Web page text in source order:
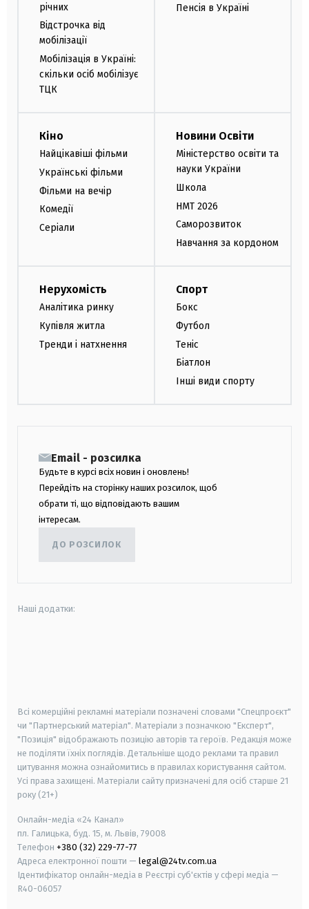
річних
Відстрочка від
мобілізації
Мобілізація в Україні:
скільки осіб мобілізує
ТЦК
Пенсія в Україні
Кіно
Найцікавіші фільми
Українські фільми
Фільми на вечір
Комедії
Серіали
Новини Освіти
Міністерство освіти та
науки України
Школа
НМТ 2026
Саморозвиток
Навчання за кордоном
Нерухомість
Аналітика ринку
Купівля житла
Тренди і натхнення
Спорт
Бокс
Футбол
Теніс
Біатлон
Інші види спорту
Email - розсилка
Будьте в курсі всіх новин і оновлень!
Перейдіть на сторінку наших розсилок, щоб
обрати ті, що відповідають вашим
інтересам.
ДО РОЗСИЛОК
Наші додатки:
Всі комерційні рекламні матеріали позначені словами "Спецпроєкт"
чи "Партнерський матеріал". Матеріали з позначкою "Експерт",
"Позиція" відображають позицію авторів та героїв. Редакція може
не поділяти їхніх поглядів. Детальніше щодо реклами та правил
цитування можна ознайомитись в правилах користування сайтом.
Усі права захищені. Матеріали сайту призначені для осіб старше 21
року (21+)
Онлайн-медіа «24 Канал»
пл. Галицька, буд. 15, м. Львів, 79008
Телефон +380 (32) 229-77-77
Адреса електронної пошти — legal@24tv.com.ua
Ідентифікатор онлайн-медіа в Реєстрі суб'єктів у сфері медіа —
R40-06057